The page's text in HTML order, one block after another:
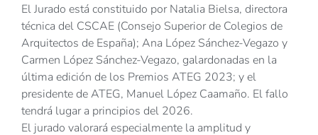
El Jurado está constituido por Natalia Bielsa, directora
técnica del CSCAE (Consejo Superior de Colegios de
Arquitectos de España); Ana López Sánchez-Vegazo y
Carmen López Sánchez-Vegazo, galardonadas en la
última edición de los Premios ATEG 2023; y el
presidente de ATEG, Manuel López Caamaño. El fallo
tendrá lugar a principios del 2026.
El jurado valorará especialmente la amplitud y